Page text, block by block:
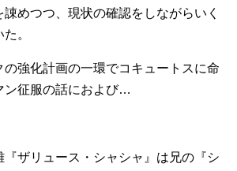
めつつ、現状の確認をしながらいく
。
の強化計画の一環でコキュートスに命
ン征服の話におよび…
『ザリュース・シャシャ』は兄の『シ